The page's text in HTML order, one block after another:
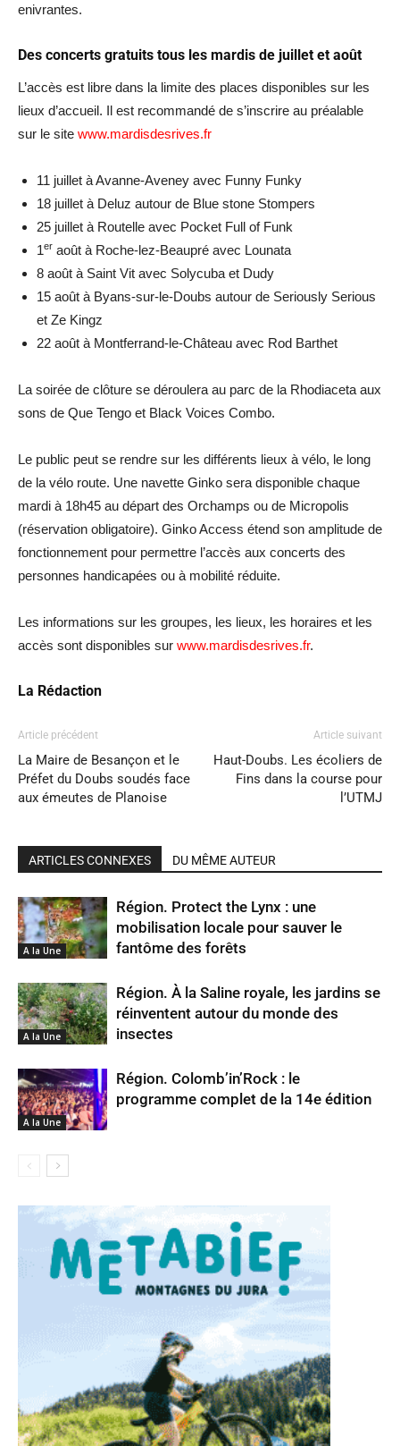
enivrantes.
Des concerts gratuits tous les mardis de juillet et août
L’accès est libre dans la limite des places disponibles sur les
lieux d’accueil. Il est recommandé de s’inscrire au préalable
sur le site www.mardisdesrives.fr
11 juillet à Avanne-Aveney avec Funny Funky
18 juillet à Deluz autour de Blue stone Stompers
25 juillet à Routelle avec Pocket Full of Funk
1er août à Roche-lez-Beaupré avec Lounata
8 août à Saint Vit avec Solycuba et Dudy
15 août à Byans-sur-le-Doubs autour de Seriously Serious
et Ze Kingz
22 août à Montferrand-le-Château avec Rod Barthet
La soirée de clôture se déroulera au parc de la Rhodiaceta aux
sons de Que Tengo et Black Voices Combo.
Le public peut se rendre sur les différents lieux à vélo, le long
de la vélo route. Une navette Ginko sera disponible chaque
mardi à 18h45 au départ des Orchamps ou de Micropolis
(réservation obligatoire). Ginko Access étend son amplitude de
fonctionnement pour permettre l’accès aux concerts des
personnes handicapées ou à mobilité réduite.
Les informations sur les groupes, les lieux, les horaires et les
accès sont disponibles sur www.mardisdesrives.fr.
La Rédaction
Article précédent
La Maire de Besançon et le
Préfet du Doubs soudés face
aux émeutes de Planoise
Article suivant
Haut-Doubs. Les écoliers de
Fins dans la course pour
l’UTMJ
ARTICLES CONNEXES DU MÊME AUTEUR
A la Une
Région. Protect the Lynx : une
mobilisation locale pour sauver le
fantôme des forêts
A la Une
Région. À la Saline royale, les jardins se
réinventent autour du monde des
insectes
A la Une
Région. Colomb’in’Rock : le
programme complet de la 14e édition